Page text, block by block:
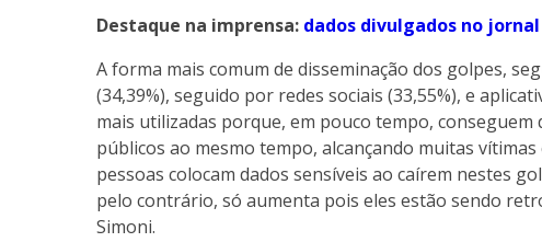
Destaque na imprensa: dados divulgados no jornal
A forma mais comum de disseminação dos golpes,
(34,39%), seguido por redes sociais (33,55%), e
mais utilizadas porque, em pouco tempo,
públicos ao mesmo tempo, alcançando muitas
pessoas colocam dados sensíveis ao caírem nestes
pelo contrário, só aumenta pois eles estão sendo
Simoni.